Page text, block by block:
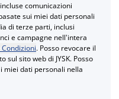
comunicazioni
sui miei dati personali
di terze parti, inclusi
e campagne nell'intera
. Posso revocare il
sul sito web di JYSK. Posso
miei dati personali nella